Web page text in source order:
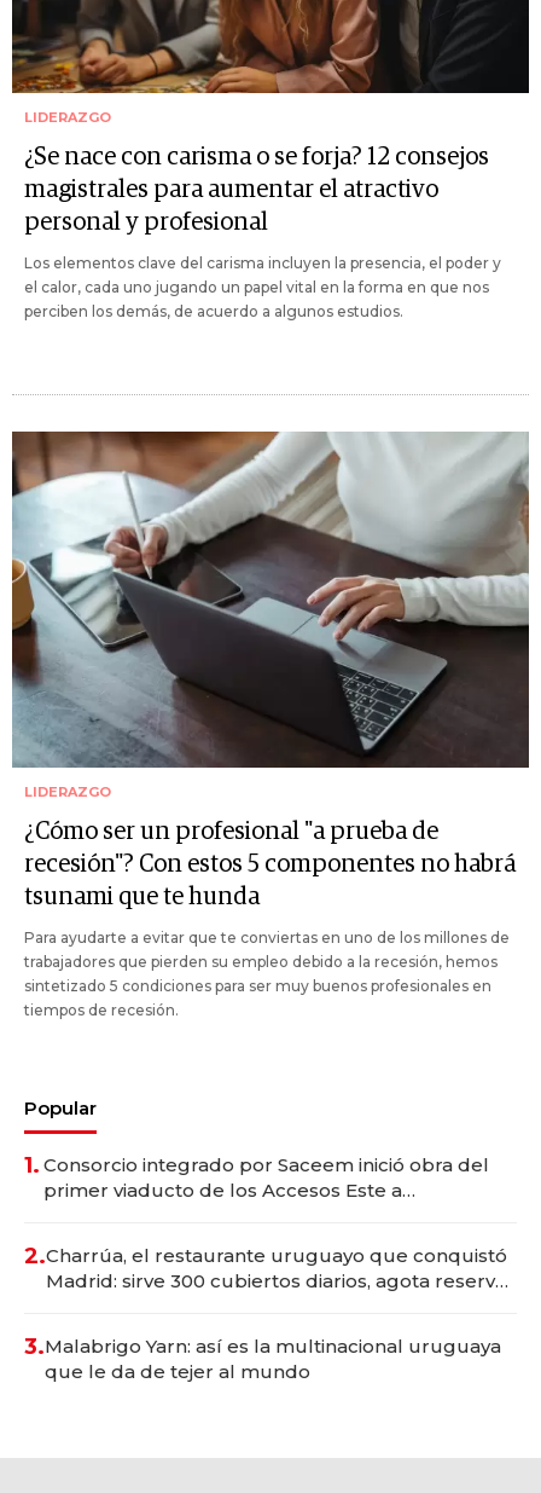
LIDERAZGO
¿Se nace con carisma o se forja? 12 consejos
magistrales para aumentar el atractivo
personal y profesional
Los elementos clave del carisma incluyen la presencia, el poder y
el calor, cada uno jugando un papel vital en la forma en que nos
perciben los demás, de acuerdo a algunos estudios.
LIDERAZGO
¿Cómo ser un profesional "a prueba de
recesión"? Con estos 5 componentes no habrá
tsunami que te hunda
Para ayudarte a evitar que te conviertas en uno de los millones de
trabajadores que pierden su empleo debido a la recesión, hemos
sintetizado 5 condiciones para ser muy buenos profesionales en
tiempos de recesión.
Popular
1. Consorcio integrado por Saceem inició obra del
primer viaducto de los Accesos Este a
2.Charrúa, el restaurante uruguayo que conquistó
Madrid: sirve 300 cubiertos diarios, agota reservas
3.Malabrigo Yarn: así es la multinacional uruguaya
que le da de tejer al mundo